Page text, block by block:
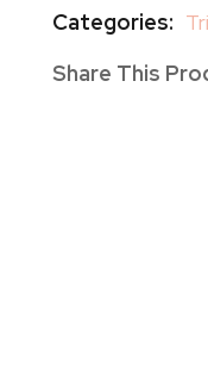
Categories:
Share This